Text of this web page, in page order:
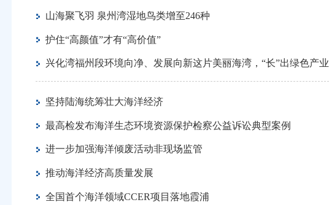
山海聚飞羽 泉州湾湿地鸟类增至246种
护住“高颜值”才有“高价值”
兴化湾福州段环境向净、发展向新这片美丽海湾，“长”出绿色产业
坚持陆海统筹壮大海洋经济
最高检发布海洋生态环境资源保护检察公益诉讼典型案例
进一步加强海洋倾废活动非现场监管
推动海洋经济高质量发展
全国首个海洋领域CCER项目落地霞浦